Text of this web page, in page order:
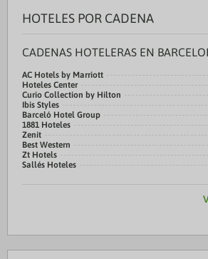
HOTELES POR CADENA
CADENAS HOTELERAS EN
AC Hotels by Marriott
Hoteles Center
Curio Collection by Hilton
Ibis Styles
Barceló Hotel Group
1881 Hoteles
Zenit
Best Western
Zt Hotels
Sallés Hoteles